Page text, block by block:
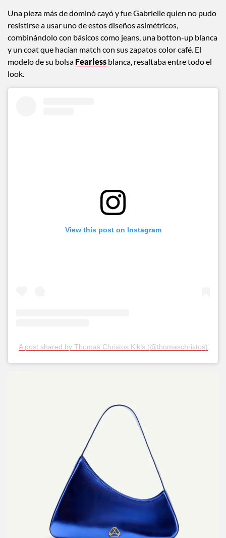
Una pieza más de dominó cayó y fue Gabrielle quien no pudo
resistirse a usar uno de estos diseños asimétricos,
combinándolo con básicos como jeans, una botton-up blanca
y un coat que hacían match con sus zapatos color café. El
modelo de su bolsa Fearless blanca, resaltaba entre todo el
look.
View this post on Instagram
A post shared by Thomas Christos Kikis (@thomaschristos)